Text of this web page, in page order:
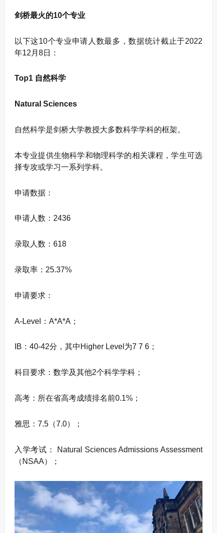
剑桥最火的10个专业
以下这10个专业申请人数最多，数据统计截止于2022
年12月8日：
Top1 自然科学
Natural Sciences
自然科学是剑桥大学教授大多数科学学科的框架。
本专业提供生物科学和物理科学的相关课程，学生可选
择专攻或学习一系列学科。
申请数据：
申请人数：2436
录取人数：618
录取率：25.37%
申请要求：
A-Level：A*A*A；
IB：40-42分，其中Higher Level为7 7 6；
科目要求：数学及其他2个科学学科；
高考：所在省高考成绩排名前0.1%；
雅思：7.5（7.0）；
入学考试： Natural Sciences Admissions Assessment
（NSAA）；